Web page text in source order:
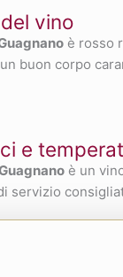
vino
è rosso
buon corpo
e
è un
servizio